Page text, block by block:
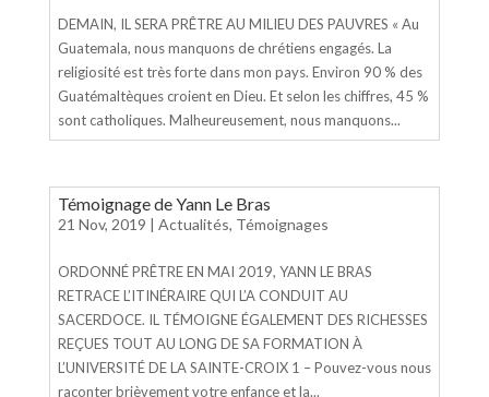
DEMAIN, IL SERA PRÊTRE AU MILIEU DES PAUVRES « Au
Guatemala, nous manquons de chrétiens engagés. La
religiosité est très forte dans mon pays. Environ 90 % des
Guatémaltèques croient en Dieu. Et selon les chiffres, 45 %
sont catholiques. Malheureusement, nous manquons...
Témoignage de Yann Le Bras
21 Nov, 2019 | Actualités, Témoignages
ORDONNÉ PRÊTRE EN MAI 2019, YANN LE BRAS
RETRACE L’ITINÉRAIRE QUI L’A CONDUIT AU
SACERDOCE. IL TÉMOIGNE ÉGALEMENT DES RICHESSES
REÇUES TOUT AU LONG DE SA FORMATION À
L’UNIVERSITÉ DE LA SAINTE-CROIX 1 – Pouvez-vous nous
raconter brièvement votre enfance et la...